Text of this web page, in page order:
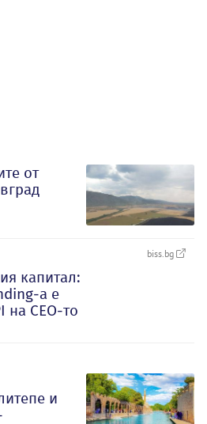
от
biss.bg
капитал:
а е
на CEO-то
и